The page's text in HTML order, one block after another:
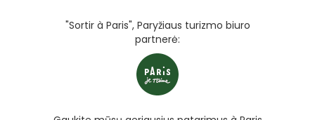
"Sortir à Paris", Paryžiaus turizmo biuro
partnerė: